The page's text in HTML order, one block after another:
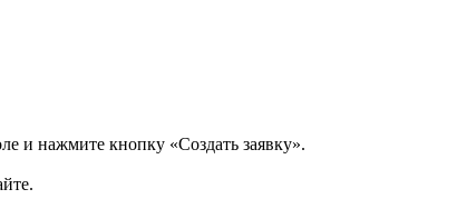
и нажмите кнопку «Создать заявку».